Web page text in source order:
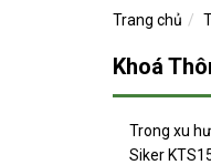
Trang chủ
Khoá
Trong xu
Siker